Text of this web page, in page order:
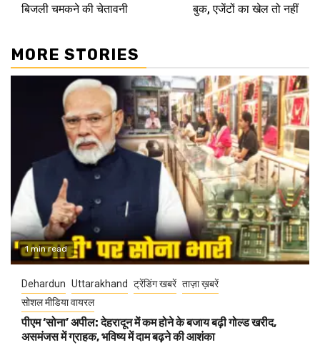
बिजली चमकने की चेतावनी
बुक, एजेंटों का खेल तो नहीं
MORE STORIES
1 min read
Dehardun Uttarakhand ट्रेंडिंग खबरें ताज़ा ख़बरें
सोशल मीडिया वायरल
पीएम ‘सोना’ अपील: देहरादून में कम होने के बजाय बढ़ी गोल्ड खरीद,
असमंजस में ग्राहक, भविष्य में दाम बढ़ने की आशंका